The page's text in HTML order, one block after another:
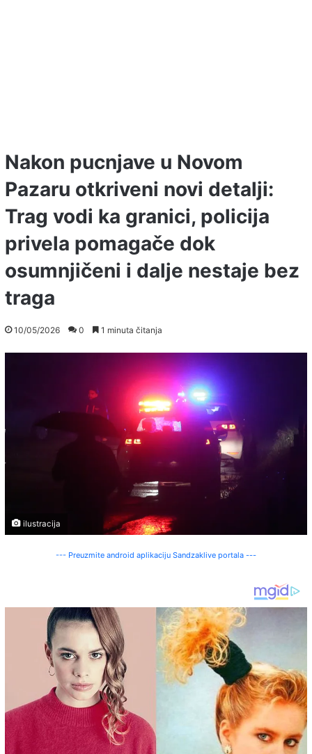
Nakon pucnjave u Novom
Pazaru otkriveni novi detalji:
Trag vodi ka granici, policija
privela pomagače dok
osumnjičeni i dalje nestaje bez
traga
10/05/2026 0 1 minuta čitanja
ilustracija
--- Preuzmite android aplikaciju Sandzaklive portala ---